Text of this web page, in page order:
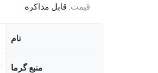
قیمت: قابل مذاکره
نام
منبع گرما